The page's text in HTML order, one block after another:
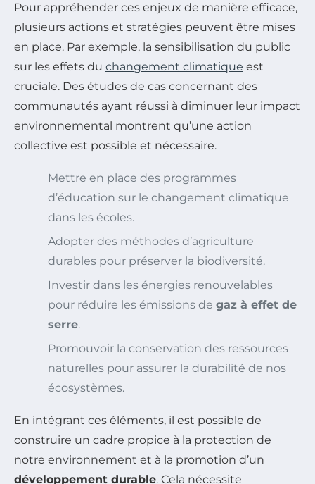
Pour appréhender ces enjeux de manière efficace,
plusieurs actions et stratégies peuvent être mises
en place. Par exemple, la sensibilisation du public
sur les effets du changement climatique est
cruciale. Des études de cas concernant des
communautés ayant réussi à diminuer leur impact
environnemental montrent qu’une action
collective est possible et nécessaire.
Mettre en place des programmes
d’éducation sur le changement climatique
dans les écoles.
Adopter des méthodes d’agriculture
durables pour préserver la biodiversité.
Investir dans les énergies renouvelables
pour réduire les émissions de gaz à effet de
serre.
Promouvoir la conservation des ressources
naturelles pour assurer la durabilité de nos
écosystèmes.
En intégrant ces éléments, il est possible de
construire un cadre propice à la protection de
notre environnement et à la promotion d’un
développement durable. Cela nécessite